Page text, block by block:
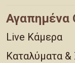
Αγαπημένα
Live Κάμερα
Καταλύματα &